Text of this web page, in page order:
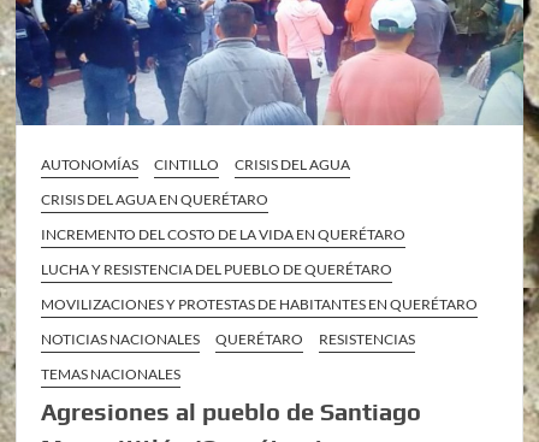
AUTONOMÍAS CINTILLO
CRISIS DEL AGUA
CRISIS DEL AGUA EN QUERÉTARO
INCREMENTO DEL COSTO DE LA VIDA EN QUERÉTARO
LUCHA Y RESISTENCIA DEL PUEBLO DE QUERÉTARO
MOVILIZACIONES Y PROTESTAS DE HABITANTES EN QUERÉTARO
NOTICIAS NACIONALES
QUERÉTARO
RESISTENCIAS
TEMAS NACIONALES
Agresiones al pueblo de Santiago